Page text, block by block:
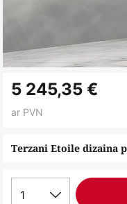
uz
galerijas
Terzani Etoile dizaina
5 245,35 €
ar PVN
1